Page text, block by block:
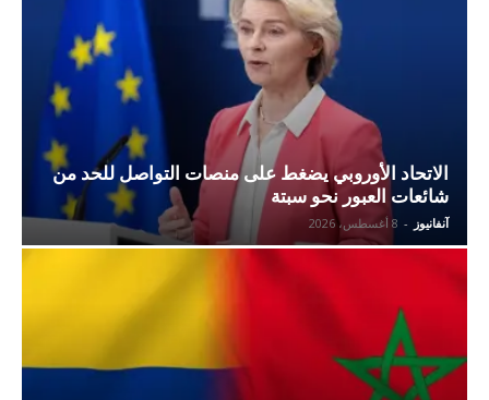
الاتحاد الأوروبي يضغط على منصات التواصل للحد من
شائعات العبور نحو سبتة
آنفانيوز - 8 أغسطس، 2026